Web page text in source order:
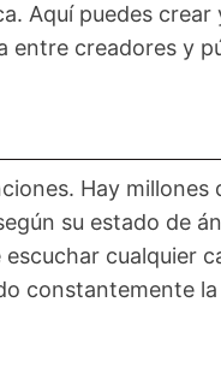
Aquí puedes crear
entre creadores y
Hay millones
su estado de
cualquier
constantemente